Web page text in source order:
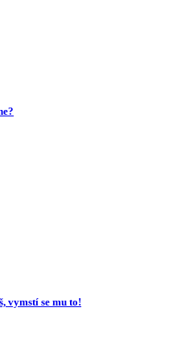
vymstí se mu to!